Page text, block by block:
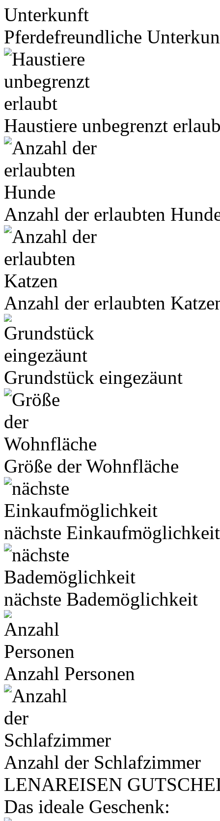
Pferdefreundliche
Haustiere unbegrenzt
Anzahl der erlaubten
Anzahl der erlaubten
Grundstück eingezäunt
Größe der Wohnfläche
nächste Einkaufmöglichkeit
nächste Bademöglichkeit
Anzahl Personen
Anzahl der Schlafzimmer
LENAREISEN
Das ideale Geschenk: